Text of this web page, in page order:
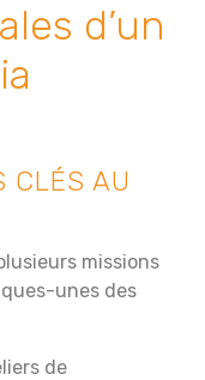
d’un
CLÉS AU
missions
unes des
de